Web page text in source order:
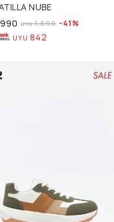
NUBE
990 UYU 1.690 41
UYU 842